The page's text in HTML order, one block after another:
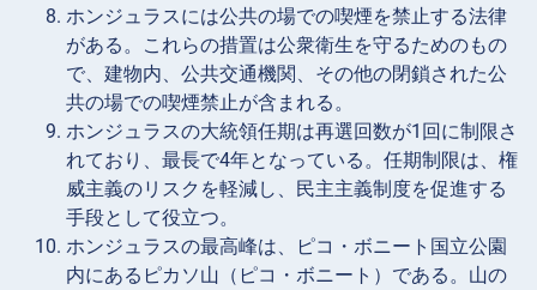
ホンジュラスには公共の場での喫煙を禁止する法律
がある。これらの措置は公衆衛生を守るためのもの
で、建物内、公共交通機関、その他の閉鎖された公
共の場での喫煙禁止が含まれる。
ホンジュラスの大統領任期は再選回数が1回に制限さ
れており、最長で4年となっている。任期制限は、権
威主義のリスクを軽減し、民主主義制度を促進する
手段として役立つ。
ホンジュラスの最高峰は、ピコ・ボニート国立公園
内にあるピカソ山（ピコ・ボニート）である。山の